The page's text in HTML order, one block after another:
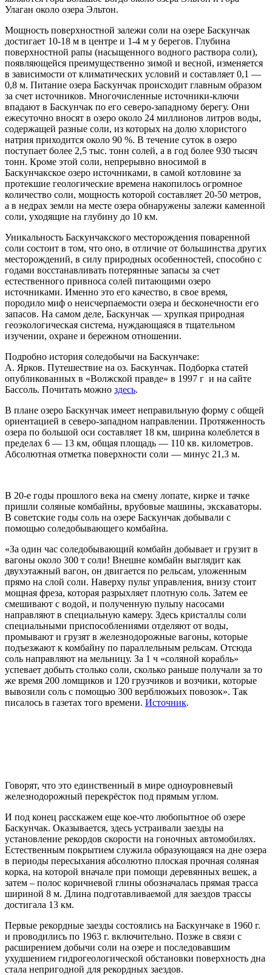
Улаган около озера Эльтон.
Мощность поверхностной залежи соли на озере Баскунчак
достигает 10-18 м в центре и 1-4 м у берегов. Глубина
поверхностной рапы (насыщенного водного раствора соли),
появляющейся преимущественно зимой и весной, изменяется
в зависимости от климатических условий и составляет 0,1 —
0,8 м. Питание озера Баскунчак происходит главным образом
за счет источников. Многочисленные источники-ключи
впадают в Баскунчак по его северо-западному берегу. Они
ежесуточно вносят в озеро около 24 миллионов литров воды,
содержащей разные соли, из которых на долю хлористого
натрия приходится около 90 %. В течение суток в озеро
поступает более 2,5 тыс. тонн солей, а в год более 930 тысяч
тонн. Кроме этой соли, непрерывно вносимой в
Баскунчакское озеро источниками, в самой котловине за
протекшие геологические времена накопилось огромное
количество соли, мощность которой составляет 20-50 метров,
а в недрах земли на месте озера обнаружены залежи каменной
соли, уходящие на глубину до 10 км.
Уникальность Баскунчакского месторождения поваренной
соли состоит в том, что оно, в отличие от большинства других
месторождений, в силу природных особенностей, способно с
годами восстанавливать потерянные запасы за счет
естественного привноса солей питающими озеро
источниками. Именно это его качество, в свое время,
породило миф о неисчерпаемости озера и бесконечности его
запасов. На самом деле, Баскунчак — хрупкая природная
геоэкологическая система, нуждающаяся в тщательном
изучении, охране и бережном отношении.
Подробно история соледобычи на Баскунчаке:
А. Ярков. Путешествие на оз. Баскунчак. Подборка статей
опубликованных в «Волжской правде» в 1997 г и на сайте
Бассоль. Почитать можно здесь.
В плане озеро Баскунчак имеет неправильную форму с общей
ориентацией в северо-западном направлении. Протяженность
озера по большой оси составляет 18 км, ширина колеблется в
пределах 6 — 13 км, общая площадь — 110 кв. километров.
Абсолютная отметка поверхности соли — минус 21,3 м.
В 20-е годы прошлого века на смену лопате, кирке и тачке
пришли соляные комбайны, врубовые машины, экскаваторы.
В советские годы соль на озере Баскунчак добывали с
помощью соледобывающего комбайна.
«За один час соледобывающий комбайн добывает и грузит в
вагоны около 300 т соли! Внешне комбайн выглядит как
двухэтажный вагон, он двигается по рельсам, уложенным
прямо на слой соли. Наверху пульт управления, внизу стоит
мощная фреза, которая разрыхляет плотную соль. Затем ее
смешивают с водой, и полученную пульпу насосами
направляют в специальную камеру. Здесь кристаллы соли
специальными приспособлениями отделяют от воды,
промывают и грузят в железнодорожные вагоны, которые
подъезжают к комбайну по параллельным рельсам. Отсюда
соль направляют на мельницу. За 1 ч «соляной корабль»
успевает добыть столько соли, сколько раньше получали за то
же время 200 ломщиков и 120 грузчиков и возчики, которые
вывозили соль с помощью 300 верблюжьих повозок». Так
писалось в газетах того времени. Источник.
Говорят, что это единственный в мире одноуровневый
железнодорожный перекрёсток под прямым углом.
И под конец расскажем еще кое-что любопытное об озере
Баскунчак. Оказывается, здесь устраивали заезды на
установление рекордов скорости на гоночных автомобилях.
Естественным покрытием служила образующаяся на дне озера
в периоды пересыхания абсолютно плоская прочная соляная
корка, на которой вначале при помощи деревянных вешек, а
затем – полос коричневой глины обозначалась прямая трасса
шириной 8 м. Длина подготавливаемой для заездов трассы
достигала 13 км.
Первые рекордные заезды состоялись на Баскунчаке в 1960 г.
и проводились по 1963 г. включительно. Позже в связи с
расширением добычи соли на озере и последовавшим
ухудшением гидрогеологической обстановки поверхность дна
стала непригодной для рекордных заездов.